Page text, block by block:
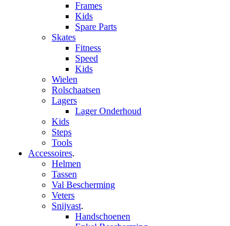
Frames
Kids
Spare Parts
Skates
Fitness
Speed
Kids
Wielen
Rolschaatsen
Lagers
Lager Onderhoud
Kids
Steps
Tools
Accessoires.
Helmen
Tassen
Val Bescherming
Veters
Snijvast.
Handschoenen